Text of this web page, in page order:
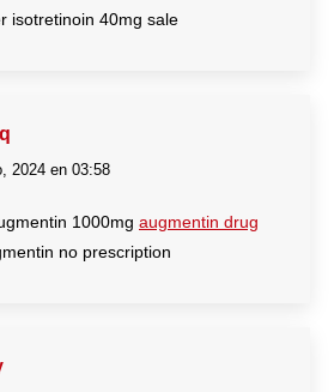
isotretinoin 40mg sale
2024 en 03:58
1000mg augmentin drug
no prescription